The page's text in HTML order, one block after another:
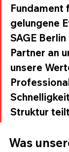
Fundament
gelungene
SAGE
Partner an
unsere
Struktur
Was